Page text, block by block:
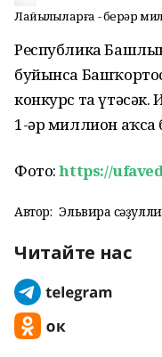
Лайыҡлыларға - берәр
Республика
буйынса
конкурс та
1-әр миллион аҡса
Фото:https://
Автор: Эльвира
Читайте нас